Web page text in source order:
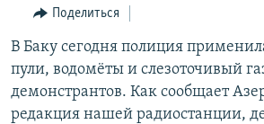
навигации
Перейти
поиску
ЭКОНОМИКА
РЕГИОН
НАГОРНЫЙ КАРАБАХ
КУЛЬТУРА
Поделиться
В Баку сегодня полиция
пули, водомёты и слезоточивый
демонстрантов. Как сообщает
редакция нашей радиостанции,